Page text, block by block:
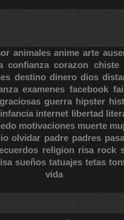
animales anime arte
confianza corazon chiste
destino dinero dios
examenes facebook
graciosas guerra hipster
infancia internet libertad
motivaciones muerte
olvidar padre padres
religion risa rock
sueños tatuajes tetas
vida